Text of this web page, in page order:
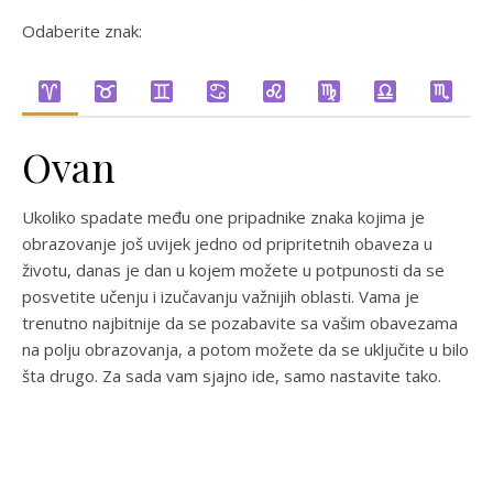
Odaberite znak:
Ovan
Ukoliko spadate među one pripadnike znaka kojima je
obrazovanje još uvijek jedno od pripritetnih obaveza u
životu, danas je dan u kojem možete u potpunosti da se
posvetite učenju i izučavanju važnijih oblasti. Vama je
trenutno najbitnije da se pozabavite sa vašim obavezama
na polju obrazovanja, a potom možete da se uključite u bilo
šta drugo. Za sada vam sjajno ide, samo nastavite tako.